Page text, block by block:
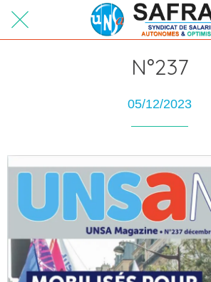
N°237
05/12/2023